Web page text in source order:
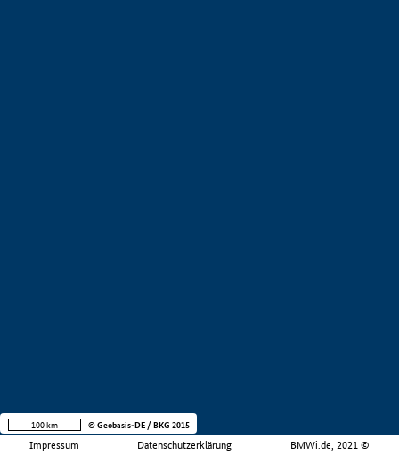
Impressum Datenschutzerklärung BMWi.de, 2021 ©
100 km © Geobasis-DE / BKG 2015